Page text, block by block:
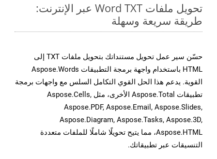
تحويل ملفات Word TXT عبر الإنترنت:
طريقة سريعة وسهلة
حسّن سير عمل تحويل مستنداتك بتحويل ملفات TXT إلى
HTML باستخدام واجهة برمجة التطبيقات Aspose.Words
القوية. يدعم هذا الحل القوي التكامل السلس مع واجهات برمجة
تطبيقات Aspose.Total الأخرى، مثل Aspose.Cells,
Aspose.PDF, Aspose.Email, Aspose.Slides,
Aspose.Diagram, Aspose.Tasks, Aspose.3D,
Aspose.HTML، مما يتيح تحويلًا شاملًا للملفات متعددة
التنسيقات عبر تطبيقاتك.